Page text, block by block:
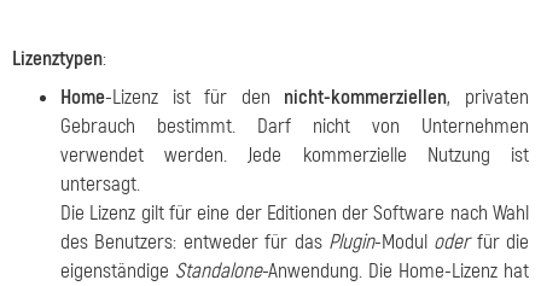
Lizenztypen:
Home-Lizenz ist für den nicht-kommerziellen, privaten
Gebrauch bestimmt. Darf nicht von Unternehmen
verwendet werden. Jede kommerzielle Nutzung ist
untersagt.
Die Lizenz gilt für eine der Editionen der Software nach Wahl
des Benutzers: entweder für das Plugin-Modul oderfür die
eigenständige Standalone-Anwendung. Die Home-Lizenz hat